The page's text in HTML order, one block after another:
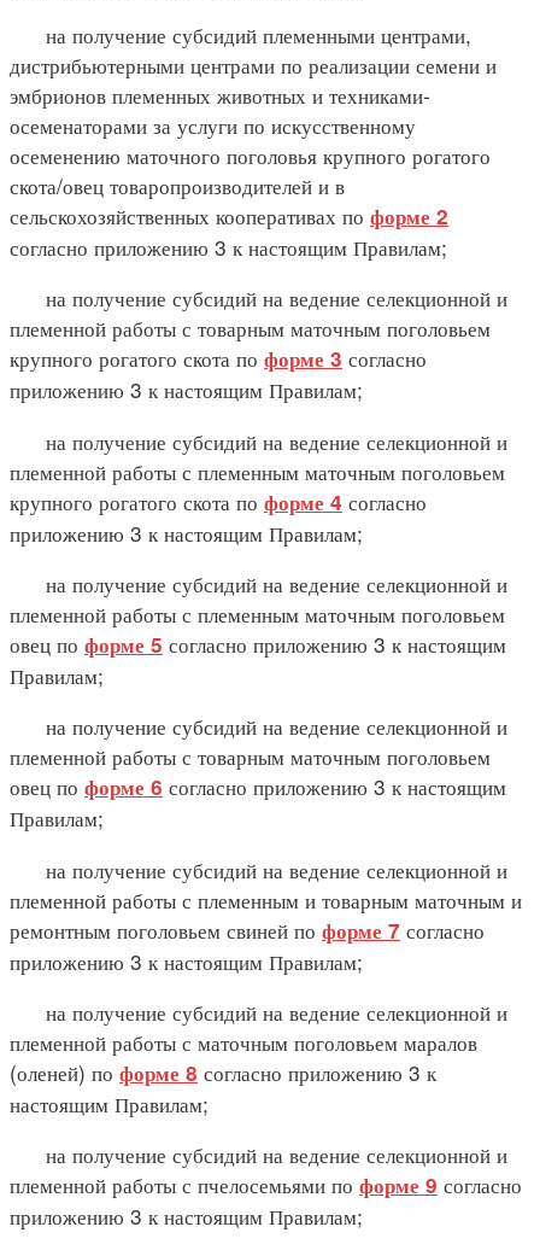
на получение субсидий племенными центрами,
дистрибьютерными центрами по реализации семени и
эмбрионов племенных животных и техниками-
осеменаторами за услуги по искусственному
осеменению маточного поголовья крупного рогатого
скота/овец товаропроизводителей и в
сельскохозяйственных кооперативах по форме 2
согласно приложению 3 к настоящим Правилам;
на получение субсидий на ведение селекционной и
племенной работы с товарным маточным поголовьем
крупного рогатого скота по форме 3 согласно
приложению 3 к настоящим Правилам;
на получение субсидий на ведение селекционной и
племенной работы с племенным маточным поголовьем
крупного рогатого скота по форме 4 согласно
приложению 3 к настоящим Правилам;
на получение субсидий на ведение селекционной и
племенной работы с племенным маточным поголовьем
овец по форме 5 согласно приложению 3 к настоящим
Правилам;
на получение субсидий на ведение селекционной и
племенной работы с товарным маточным поголовьем
овец по форме 6 согласно приложению 3 к настоящим
Правилам;
на получение субсидий на ведение селекционной и
племенной работы с племенным и товарным маточным и
ремонтным поголовьем свиней по форме 7 согласно
приложению 3 к настоящим Правилам;
на получение субсидий на ведение селекционной и
племенной работы с маточным поголовьем маралов
(оленей) по форме 8 согласно приложению 3 к
настоящим Правилам;
на получение субсидий на ведение селекционной и
племенной работы с пчелосемьями по форме 9 согласно
приложению 3 к настоящим Правилам;